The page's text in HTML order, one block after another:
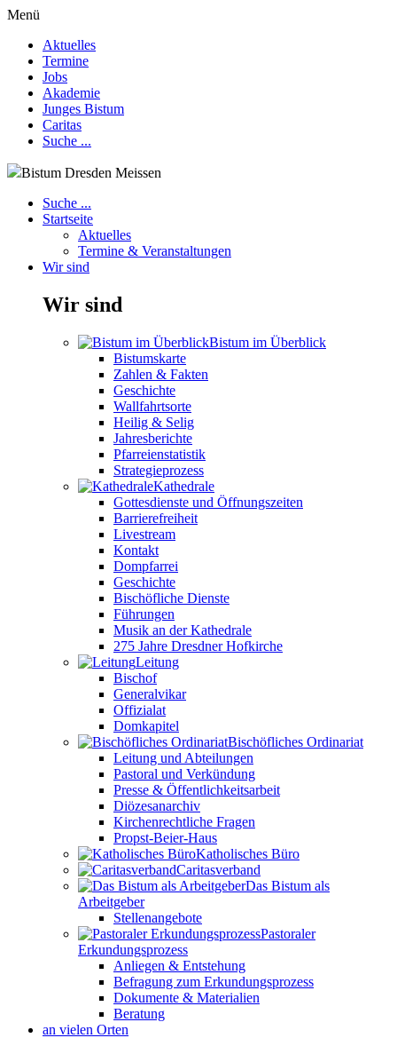
Menü
Aktuelles
Termine
Jobs
Akademie
Junges Bistum
Caritas
Suche ...
Bistum Dresden Meissen
Suche ...
Startseite
Aktuelles
Termine & Veranstaltungen
Wir sind
Wir sind
Bistum im Überblick
Bistumskarte
Zahlen & Fakten
Geschichte
Wallfahrtsorte
Heilig & Selig
Jahresberichte
Pfarreienstatistik
Strategieprozess
Kathedrale
Gottesdienste und Öffnungszeiten
Barrierefreiheit
Livestream
Kontakt
Dompfarrei
Geschichte
Bischöfliche Dienste
Führungen
Musik an der Kathedrale
275 Jahre Dresdner Hofkirche
Leitung
Bischof
Generalvikar
Offizialat
Domkapitel
Bischöfliches Ordinariat
Leitung und Abteilungen
Pastoral und Verkündung
Presse & Öffentlichkeitsarbeit
Diözesanarchiv
Kirchenrechtliche Fragen
Propst-Beier-Haus
Katholisches Büro
Caritasverband
Das Bistum als
Arbeitgeber
Stellenangebote
Pastoraler
Erkundungsprozess
Anliegen & Entstehung
Befragung zum Erkundungsprozess
Dokumente & Materialien
Beratung
an vielen Orten